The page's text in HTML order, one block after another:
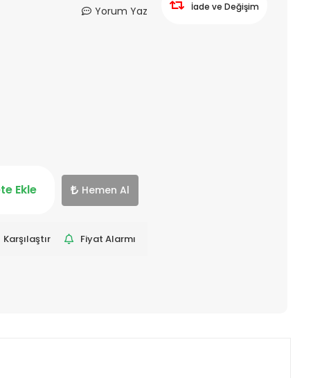
Yorum Yaz
Ekle Hemen Al
Karşılaştır Fiyat Alarmı
İade ve Değişim